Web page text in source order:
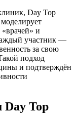
Day Top
моделирует
«врачей» и
участник —
за свою
подход
и подтверждён
Day Top